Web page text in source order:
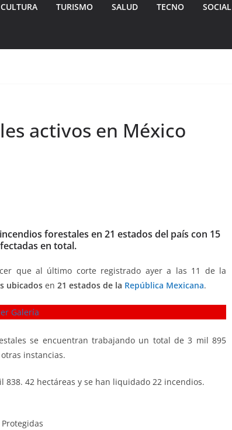
CULTURA TURISMO SALUD TECNO SOCIAL
activos en México
forestales en 21 estados del país con 15
en total.
que al último corte registrado ayer a las 11 de la
ubicados en 21 estados de la República Mexicana.
se encuentran trabajando un total de 3 mil 895
instancias.
42 hectáreas y se han liquidado 22 incendios.